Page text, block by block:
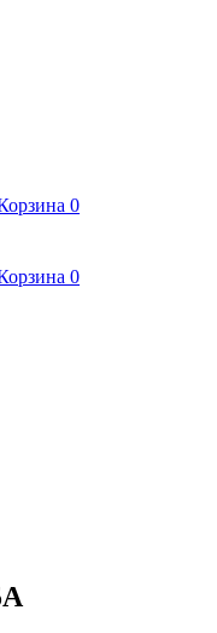
0
0